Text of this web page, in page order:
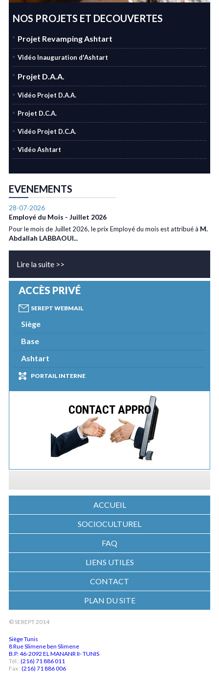
NOS PROJETS ET DECOUVERTES
Projet Revamping Ashtart
Vidéo Inauguration d'Ashtart
Projet D.A.A.
Vidéo Projet D.A.A.
Projet D.C.A.
Vidéo Projet D.C.A.
Vidéo Ashtart
EVENEMENTS
28-07-2026
Employé du Mois - Juillet 2026
Pour le mois de Juillet 2026, le prix Employé du mois est attribué à M.
Abdallah LABBAOUI...
Lire la suite >>
ACCÈS PRIVÉ
SEREPT WEBMAIL
Siège
Base
Ashtart
PORTAIL INTERNE
CONTACT APPRO
ACCUEIL
SOCIOCULTUREL
FAQ
LIENS UTILES
CONTACT
PLAN DU SITE
© SEREPT 2014
Siège Tunis
8 Rue Slimene ben Slimene
B.P. 46-2092 EL MANANR II- TUNIS
Tél.: (216) 71 886 011
Fax : (216) 71 886 006